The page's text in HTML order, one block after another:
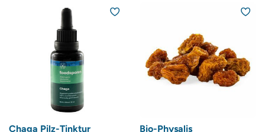
Chaga Pilz-Tinktur
Bio-Physalis